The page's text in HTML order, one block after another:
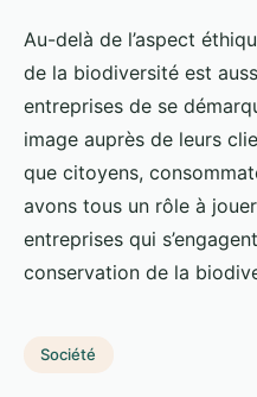
Au-delà de l’aspect
de la biodiversité est
entreprises de se
image auprès de leurs
que citoyens,
avons tous un rôle à
entreprises qui
conservation de la
Société